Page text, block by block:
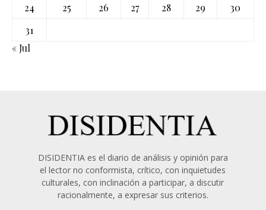
24
25 26 27 28 29
30
31
« Jul
DISIDENTIA es el diario de análisis y opinión para
el lector no conformista, crítico, con inquietudes
culturales, con inclinación a participar, a discutir
racionalmente, a expresar sus criterios.